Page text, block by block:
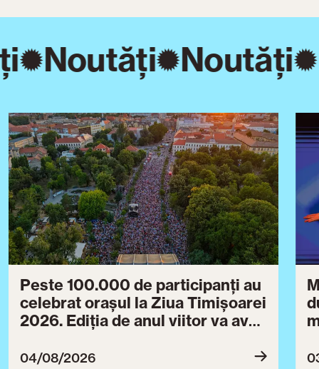
Noutăți Noutăți
Peste 100.000 de participanți au
celebrat orașul la Ziua Timișoarei
2026. Ediția de anul viitor va avea
04/08/2026